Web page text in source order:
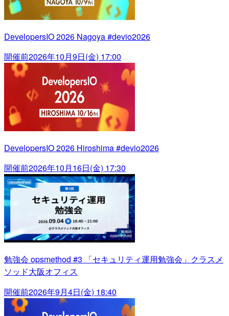
DevelopersIO 2026 Nagoya #devio2026
開催前2026年10月9日(金) 17:00
DevelopersIO 2026 Hiroshima #devio2026
開催前2026年10月16日(金) 17:30
勉強会 opsmethod #3 「セキュリティ運用勉強会」クラスメ
ソッド大阪オフィス
開催前2026年9月4日(金) 18:40